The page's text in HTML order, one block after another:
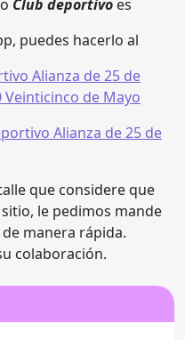
Club deportivo es
puedes hacerlo al
Alianza de 25 de
que considere que
le pedimos mande
manera rápida.
colaboración.